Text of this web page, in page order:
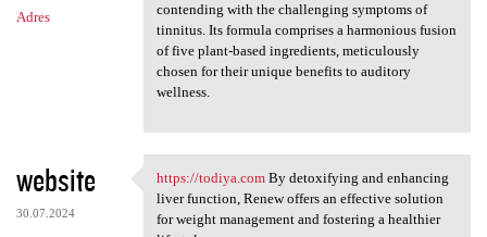
Adres
contending with the challenging symptoms of
tinnitus. Its formula comprises a harmonious fusion
of five plant-based ingredients, meticulously
chosen for their unique benefits to auditory
wellness.
website
30.07.2024
https://todiya.com By
https://todiya.comBy detoxifying and enhancing
liver function, Renew offers an effective solution
for weight management and fostering a healthier